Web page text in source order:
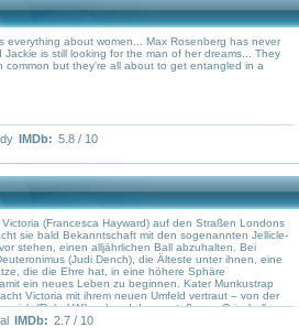
everything about women... Max Rosenberg has never
is still looking for the man of her dreams... They
common but they're all about to get entangled in a
IMDb: 5.8 / 10
(Francesca Hayward) auf den Straßen Londons
sie bald Bekanntschaft mit den sogenannten Jellicle-
stehen, einen alljährlichen Ball abzuhalten. Bei
(Judi Dench), die Älteste unter ihnen, eine
die die Ehre hat, in eine höhere Sphäre
ein neues Leben zu beginnen. Kater Munkustrap
Victoria mit ihrem neuen Umfeld vertraut – von der
(Rebel Wilson) und der verstoßenen Grizabella
den magischen Mr. Mistoffelees (Laurie Davidson)
IMDb: 2.7 / 10